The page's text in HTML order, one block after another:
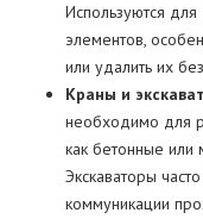
Используются
элементов,
или удалить их
Краны и
необходимо для
как бетонные или
Экскаваторы
коммуникации